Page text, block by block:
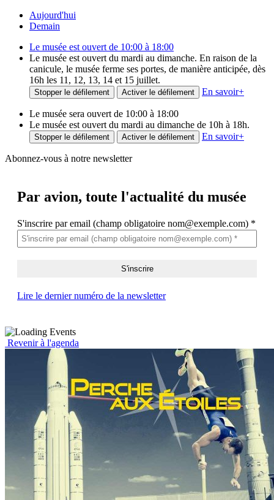
Aujourd'hui
Demain
Le musée est ouvert de 10:00 à 18:00
Le musée est ouvert du mardi au dimanche. En raison de la
canicule, le musée ferme ses portes, de manière anticipée, dès
16h les 11, 12, 13, 14 et 15 juillet.
Stopper le défilement Activer le défilement En savoir+
Le musée sera ouvert de 10:00 à 18:00
Le musée est ouvert du mardi au dimanche de 10h à 18h.
Stopper le défilement Activer le défilement En savoir+
Abonnez-vous à notre newsletter
Par avion, toute l'actualité du musée
S'inscrire par email (champ obligatoire nom@exemple.com) *
Lire le dernier numéro de la newsletter
Revenir à l'agenda